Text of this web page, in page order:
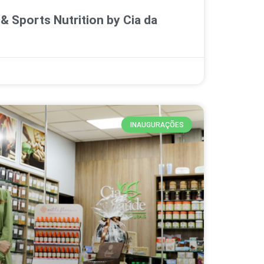
Sports Nutrition by Cia da
INAUGURAÇÕES